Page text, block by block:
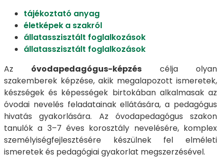
tájékoztató anyag
életképek a szakról
állatasszisztált foglalkozások
állatasszisztált foglalkozások
Az óvodapedagógus-képzés célja olyan
szakemberek képzése, akik megalapozott ismeretek,
készségek és képességek birtokában alkalmasak az
óvodai nevelés feladatainak ellátására, a pedagógus
hivatás gyakorlására. Az óvodapedagógus szakon
tanulók a 3–7 éves korosztály nevelésére, komplex
személyiségfejlesztésére készülnek fel elméleti
ismeretek és pedagógiai gyakorlat megszerzésével.